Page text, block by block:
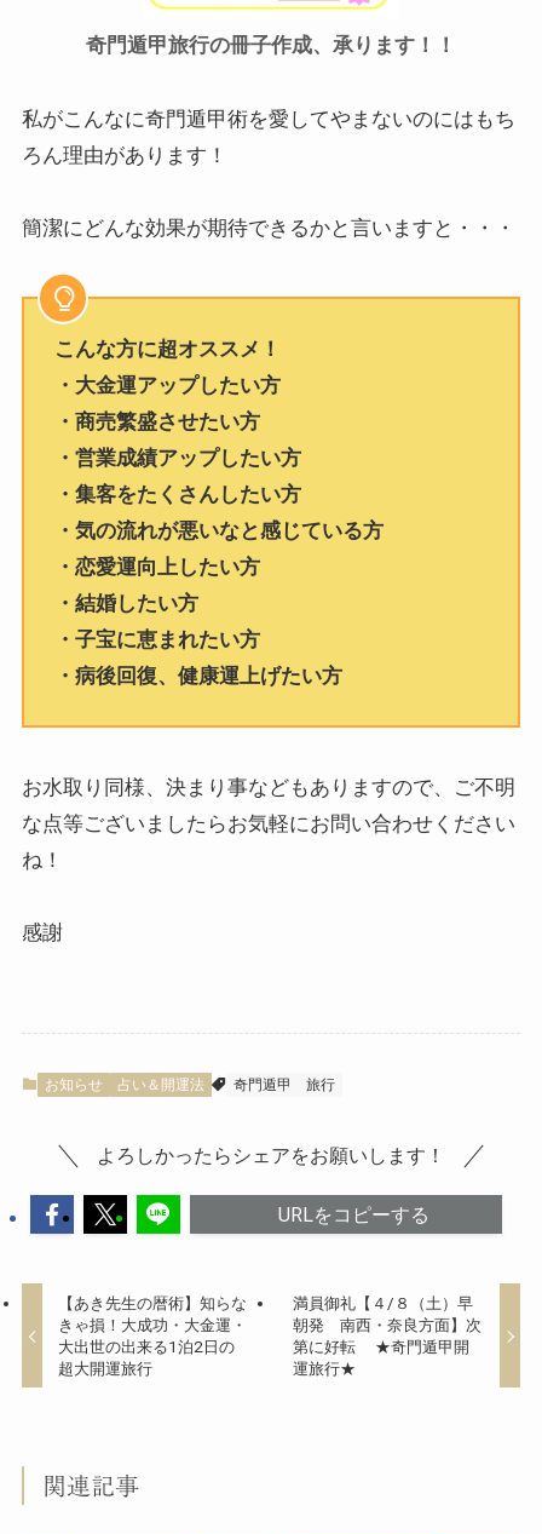
奇門遁甲旅行の冊子作成、承ります！！
私がこんなに奇門遁甲術を愛してやまないのにはもち
ろん理由があります！
簡潔にどんな効果が期待できるかと言いますと・・・
こんな方に超オススメ！
・大金運アップしたい方
・商売繁盛させたい方
・営業成績アップしたい方
・集客をたくさんしたい方
・気の流れが悪いなと感じている方
・恋愛運向上したい方
・結婚したい方
・子宝に恵まれたい方
・病後回復、健康運上げたい方
お水取り同様、決まり事などもありますので、ご不明
な点等ございましたらお気軽にお問い合わせください
ね！
感謝
お知らせ 占い＆開運法 奇門遁甲 旅行
よろしかったらシェアをお願いします！
URLをコピーする
【あき先生の暦術】知らな
きゃ損！大成功・大金運・
大出世の出来る1泊2日の
超大開運旅行
満員御礼【４/８（土）早
朝発 南西・奈良方面】次
第に好転 ★奇門遁甲開
運旅行★
関連記事